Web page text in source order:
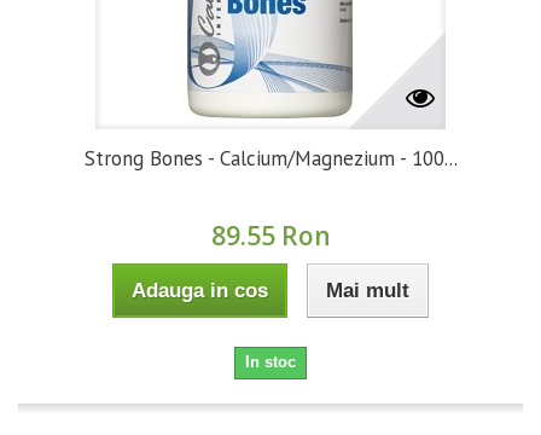
Strong Bones - Calcium/Magnezium - 100...
89.55 Ron
Adauga in cos Mai mult
In stoc